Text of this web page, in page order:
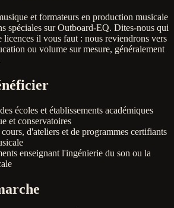
et formateurs en production musicale
spéciales sur Outboard-EQ. Dites-nous qui
licences il vous faut : nous reviendrons vers
ou volume sur mesure, généralement
écoles et établissements académiques
et conservatoires
d'ateliers et de programmes certifiants
enseignant l'ingénierie du son ou la